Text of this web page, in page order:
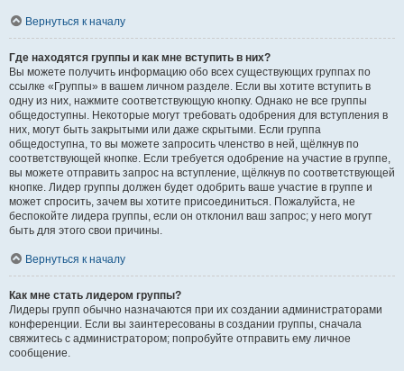
Вернуться к началу
Где находятся группы и как мне вступить в них?
Вы можете получить информацию обо всех существующих группах по
ссылке «Группы» в вашем личном разделе. Если вы хотите вступить в
одну из них, нажмите соответствующую кнопку. Однако не все группы
общедоступны. Некоторые могут требовать одобрения для вступления в
них, могут быть закрытыми или даже скрытыми. Если группа
общедоступна, то вы можете запросить членство в ней, щёлкнув по
соответствующей кнопке. Если требуется одобрение на участие в группе,
вы можете отправить запрос на вступление, щёлкнув по соответствующей
кнопке. Лидер группы должен будет одобрить ваше участие в группе и
может спросить, зачем вы хотите присоединиться. Пожалуйста, не
беспокойте лидера группы, если он отклонил ваш запрос; у него могут
быть для этого свои причины.
Вернуться к началу
Как мне стать лидером группы?
Лидеры групп обычно назначаются при их создании администраторами
конференции. Если вы заинтересованы в создании группы, сначала
свяжитесь с администратором; попробуйте отправить ему личное
сообщение.